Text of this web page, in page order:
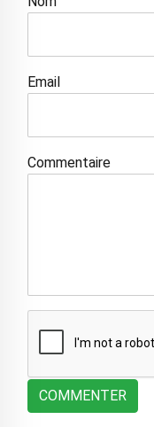
Email
Commentaire
COMMENTER